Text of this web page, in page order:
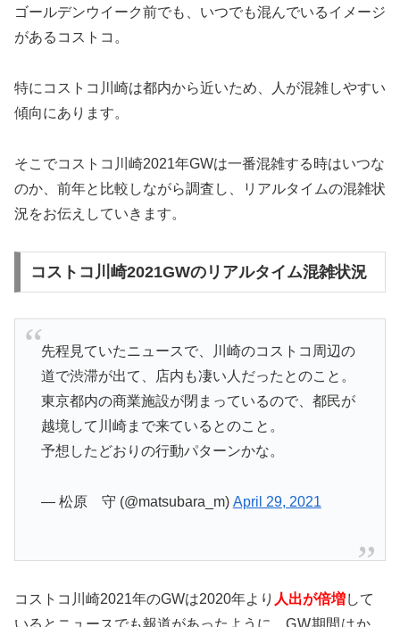
ゴールデンウイーク前でも、いつでも混んでいるイメージ
があるコストコ。
特にコストコ川崎は都内から近いため、人が混雑しやすい
傾向にあります。
そこでコストコ川崎2021年GWは一番混雑する時はいつな
のか、前年と比較しながら調査し、リアルタイムの混雑状
況をお伝えしていきます。
コストコ川崎2021GWのリアルタイム混雑状況
先程見ていたニュースで、川崎のコストコ周辺の
道で渋滞が出て、店内も凄い人だったとのこと。
東京都内の商業施設が閉まっているので、都民が
越境して川崎まで来ているとのこと。
予想したどおりの行動パターンかな。
— 松原 守 (@matsubara_m) April 29, 2021
コストコ川崎2021年のGWは2020年より 人出が倍増して